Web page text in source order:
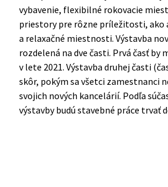
vybavenie, flexibilné rokovacie
priestory pre rôzne príležitosti, ako
a relaxačné miestnosti. Výstavba
rozdelená na dve časti. Prvá časť by
v lete 2021. Výstavba druhej časti
skôr, pokým sa všetci zamestnanci
svojich nových kancelárií. Podľa
výstavby budú stavebné práce trvať